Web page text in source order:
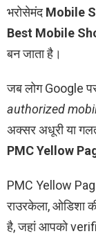
भरोसेमंदMobile
Best Mobile
बन जाता है।
जब लोग Google
authorized
अक्सर अधूरी या
PMC Yellow
PMC Yellow
राउरकेला, ओडिशा
है, जहां आपको